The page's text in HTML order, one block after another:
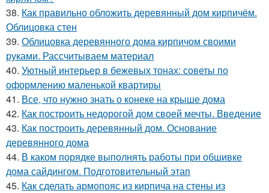
38. Как правильно обложить деревянный дом кирпичём.
Облицовка стен
39. Облицовка деревянного дома кирпичом своими
руками. Рассчитываем материал
40. Уютный интерьер в бежевых тонах: советы по
оформлению маленькой квартиры
41. Все, что нужно знать о конеке на крыше дома
42. Как построить недорогой дом своей мечты. Введение
43. Как построить деревянный дом. Основание
деревянного дома
44. В каком порядке выполнять работы при обшивке
дома сайдингом. Подготовительный этап
45. Как сделать армопояс из кирпича на стены из